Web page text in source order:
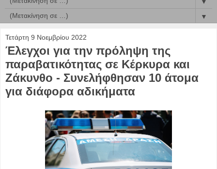
▼
▼
Τετάρτη 9 Νοεμβρίου 2022
Έλεγχοι για την πρόληψη της
παραβατικότητας σε Κέρκυρα και
Ζάκυνθο - Συνελήφθησαν 10 άτομα
για διάφορα αδικήματα